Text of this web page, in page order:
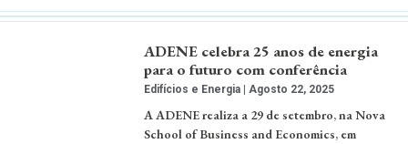
ADENE celebra 25 anos de energia
para o futuro com conferência
Edifícios e Energia Agosto 22, 2025
A ADENE realiza a 29 de setembro, na Nova
School of Business and Economics, em